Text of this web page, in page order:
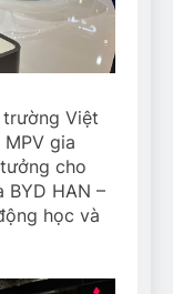
Việt
gia
cho
BYD HAN –
học và